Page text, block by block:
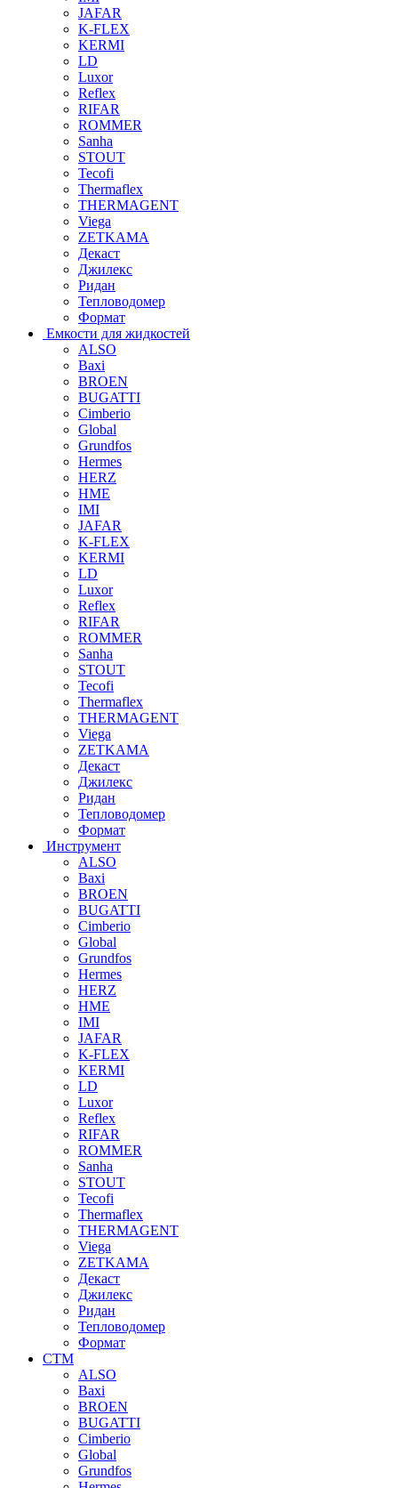
JAFAR
K-FLEX
KERMI
LD
Luxor
Reflex
RIFAR
ROMMER
Sanha
STOUT
Tecofi
Thermaflex
THERMAGENT
Viega
ZETKAMA
Декаст
Джилекс
Ридан
Тепловодомер
Формат
Емкости для жидкостей
ALSO
Baxi
BROEN
BUGATTI
Cimberio
Global
Grundfos
Hermes
HERZ
HME
IMI
JAFAR
K-FLEX
KERMI
LD
Luxor
Reflex
RIFAR
ROMMER
Sanha
STOUT
Tecofi
Thermaflex
THERMAGENT
Viega
ZETKAMA
Декаст
Джилекс
Ридан
Тепловодомер
Формат
Инструмент
ALSO
Baxi
BROEN
BUGATTI
Cimberio
Global
Grundfos
Hermes
HERZ
HME
IMI
JAFAR
K-FLEX
KERMI
LD
Luxor
Reflex
RIFAR
ROMMER
Sanha
STOUT
Tecofi
Thermaflex
THERMAGENT
Viega
ZETKAMA
Декаст
Джилекс
Ридан
Тепловодомер
Формат
СТМ
ALSO
Baxi
BROEN
BUGATTI
Cimberio
Global
Grundfos